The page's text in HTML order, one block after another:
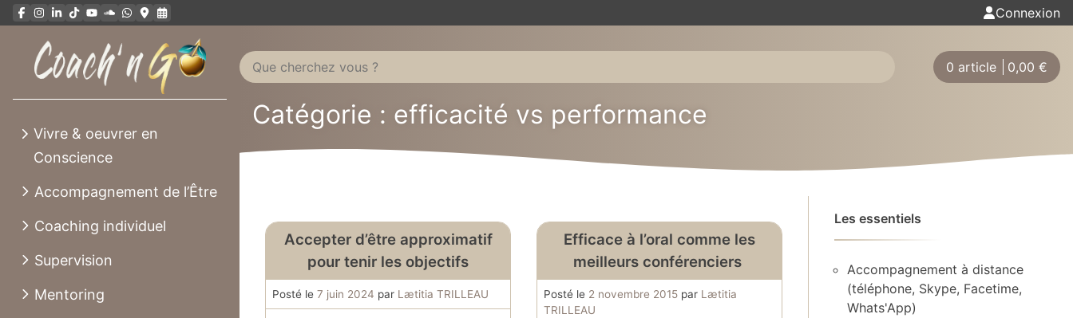
Connexion
contenu
Vivre & oeuvrer en
Conscience
Accompagnement de l’Être
Coaching individuel
Supervision
Mentoring
0 article 0,00 €
Catégorie : efficacité vs performance
Accepter d’être approximatif
pour tenir les objectifs
Posté le 7 juin 2024 par Lætitia TRILLEAU
Efficace à l’oral comme les
meilleurs conférenciers
Posté le 2 novembre 2015 par Lætitia
TRILLEAU
Les essentiels
Accompagnement à distance
(téléphone, Skype, Facetime,
Whats'App)